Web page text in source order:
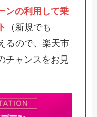
ンの利用して乗
（新規でも
るので、楽天市
チャンスをお見